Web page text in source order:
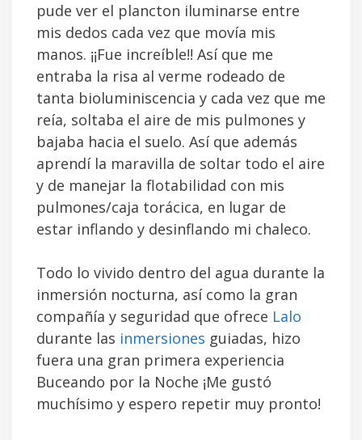
pude ver el plancton iluminarse entre
mis dedos cada vez que movía mis
manos. ¡¡Fue increíble!! Así que me
entraba la risa al verme rodeado de
tanta bioluminiscencia y cada vez que me
reía, soltaba el aire de mis pulmones y
bajaba hacia el suelo. Así que además
aprendí la maravilla de soltar todo el aire
y de manejar la flotabilidad con mis
pulmones/caja torácica, en lugar de
estar inflando y desinflando mi chaleco.
Todo lo vivido dentro del agua durante la
inmersión nocturna, así como la gran
compañía y seguridad que ofrece Lalo
durante las inmersiones guiadas, hizo
fuera una gran primera experiencia
Buceando por la Noche ¡Me gustó
muchísimo y espero repetir muy pronto!